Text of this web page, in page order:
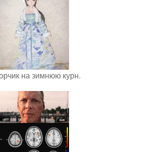
на зимнюю курн.